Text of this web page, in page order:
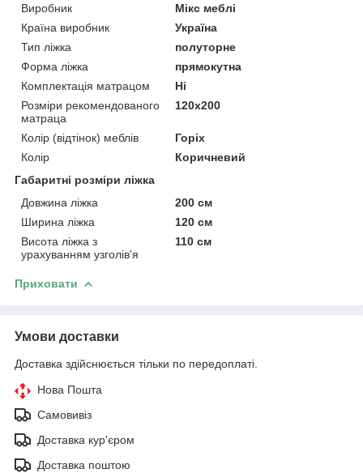
Виробник
Мікс меблі
Країна виробник
Україна
Тип ліжка
полуторне
Форма ліжка
прямокутна
Комплектація матрацом
Ні
Розміри рекомендованого
матраца
120х200
Колір (відтінок) меблів
Горіх
Колір
Коричневий
Габаритні розміри ліжка
Довжина ліжка
200 см
Ширина ліжка
120 см
Висота ліжка з
урахуванням узголів'я
110 см
Приховати
Умови доставки
Доставка здійснюється тільки по передоплаті.
Нова Пошта
Самовивіз
Доставка кур'єром
Доставка поштою